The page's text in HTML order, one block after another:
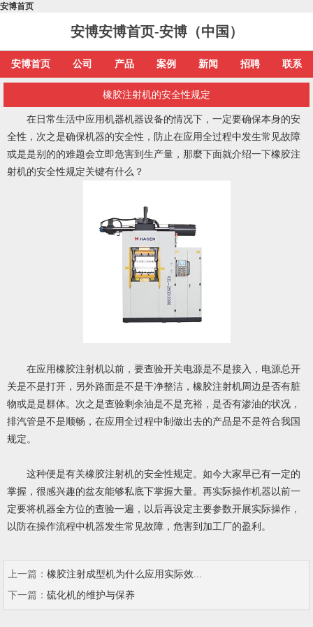
安博首页
安博安博首页-安博（中国）
安博首页 公司 产品 案例 新闻 招聘 联系
橡胶注射机的安全性规定
在日常生活中应用机器机器设备的情况下，一定要确保本身的安
全性，次之是确保机器的安全性，防止在应用全过程中发生常见故障
或是是别的的难题会立即危害到生产量，那麼下面就介绍一下橡胶注
射机的安全性规定关键有什么？
在应用橡胶注射机以前，要查验开关电源是不是接入，电源总开
关是不是打开，另外路面是不是干净整洁，橡胶注射机周边是否有脏
物或是是群体。次之是查验剩余油是不是充裕，是否有渗油的状况，
排汽管是不是顺畅，在应用全过程中制做出去的产品是不是符合我国
规定。
这种便是有关橡胶注射机的安全性规定。如今大家早已有一定的
掌握，很感兴趣的盆友能够私底下掌握大量。再实际操作机器以前一
定要将机器全方位的查验一遍，以后再设定主要参数开展实际操作，
以防在操作流程中机器发生常见故障，危害到加工厂的盈利。
上一篇： 橡胶注射成型机为什么应用实际效...
下一篇： 硫化机的维护与保养